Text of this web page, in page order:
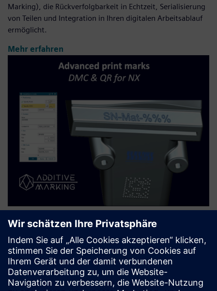
Marking), die Rückverfolgbarkeit in Echtzeit, Serialisierung
von Teilen und Integration in Ihren digitalen Arbeitsablauf
ermöglicht.
Mehr erfahren
Advanced Print Marks - DMC & QR
for NX
Ermöglicht die automatische, maschinenlesbare
Serialisierung von Teilen direkt in Siemens NX. Mithilfe von
Vorlagen und Datenquellen generieren Hersteller innerhalb